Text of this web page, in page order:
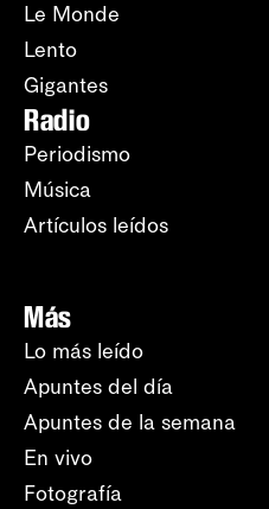
Le Monde
Lento
Gigantes
Radio
Periodismo
Música
Artículos leídos
Más
Lo más leído
Apuntes del día
Apuntes de la semana
En vivo
Fotografía